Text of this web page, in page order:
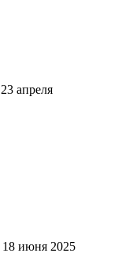
23 апреля
18 июня 2025